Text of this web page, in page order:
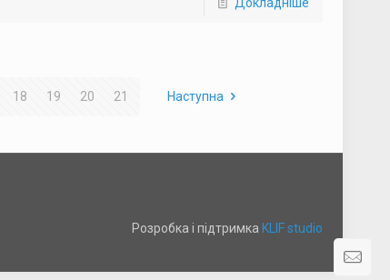
18 19 20 21 Наступна
Розробка і підтримка KLIF studio